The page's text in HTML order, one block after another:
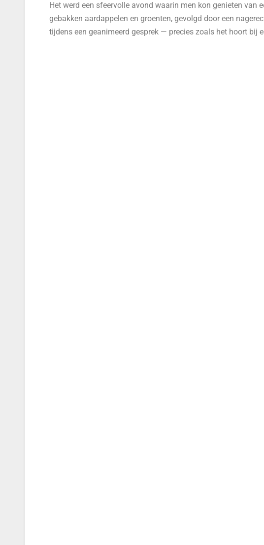
Het werd een sfeervolle avond waarin men kon genieten
gebakken aardappelen en groenten, gevolgd door een
tijdens een geanimeerd gesprek — precies zoals het hoort bij